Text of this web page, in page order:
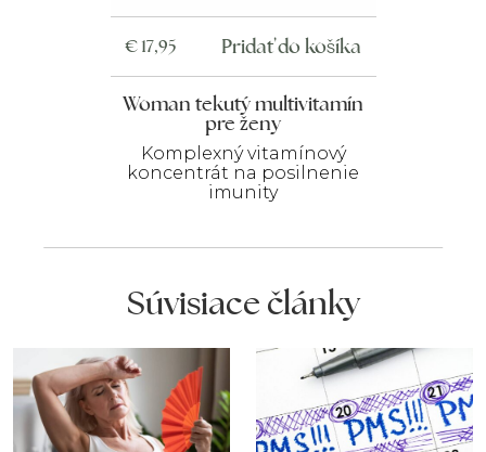
Woman tekutý multivitamín
pre ženy
Komplexný vitamínový
koncentrát na posilnenie
imunity
€17,95 Pridať do košíka
Súvisiace články